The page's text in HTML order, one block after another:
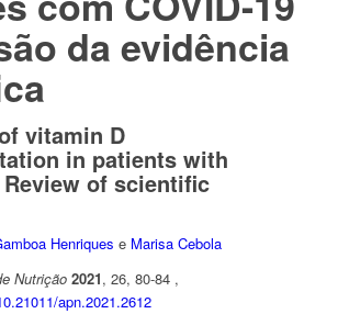
da evidência
vitamin D
in patients with
Review of scientific
Henriques e Marisa Cebola
Nutrição 2021, 26, 80-84 ,
apn.2021.2612